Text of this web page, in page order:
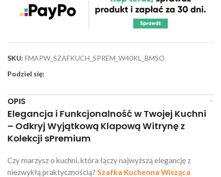
SKU: FMAPW_SZAFKUCH_SPREM_W40KL_BMSO
Podziel się:
OPIS
Elegancja i Funkcjonalność w Twojej Kuchni
– Odkryj Wyjątkową Klapową Witrynę z
Kolekcji sPremium
Czy marzysz o kuchni, która łączy najwyższą elegancję z
niezwykłą praktycznością? Szafka Kuchenna Wisząca